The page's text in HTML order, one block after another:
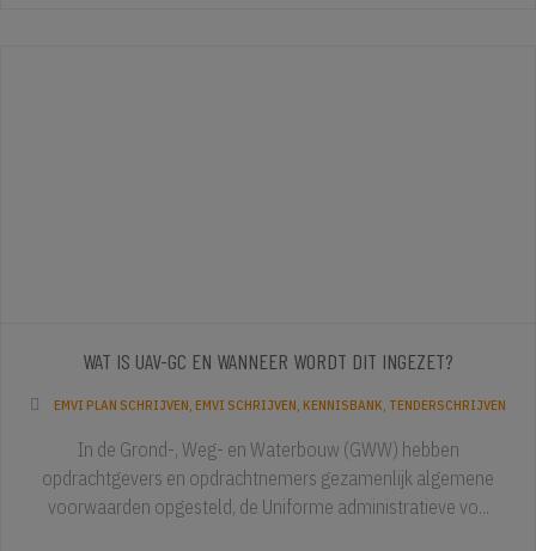
WAT IS UAV-GC EN WANNEER WORDT DIT INGEZET?
EMVI PLAN SCHRIJVEN, EMVI SCHRIJVEN, KENNISBANK, TENDERSCHRIJVEN
In de Grond-, Weg- en Waterbouw (GWW) hebben
opdrachtgevers en opdrachtnemers gezamenlijk algemene
voorwaarden opgesteld, de Uniforme administratieve vo...